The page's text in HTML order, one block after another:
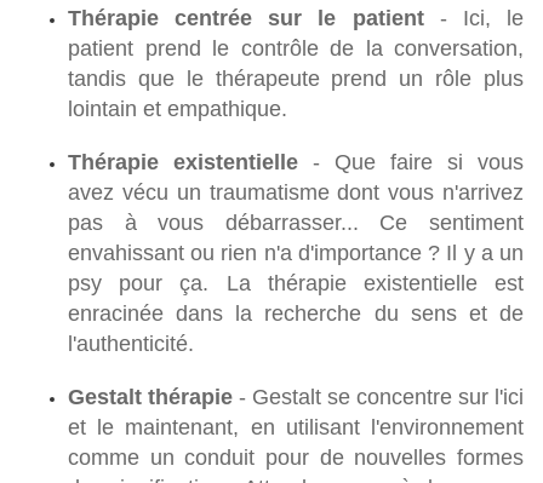
Thérapie centrée sur le patient- Ici, le
patient prend le contrôle de la conversation,
tandis que le thérapeute prend un rôle plus
lointain et empathique.
Thérapie existentielle - Que faire si vous
avez vécu un traumatisme dont vous n'arrivez
pas à vous débarrasser... Ce sentiment
envahissant ou rien n'a d'importance ? Il y a un
psy pour ça. La thérapie existentielle est
enracinée dans la recherche du sens et de
l'authenticité.
Gestalt thérapie - Gestalt se concentre sur l'ici
et le maintenant, en utilisant l'environnement
comme un conduit pour de nouvelles formes